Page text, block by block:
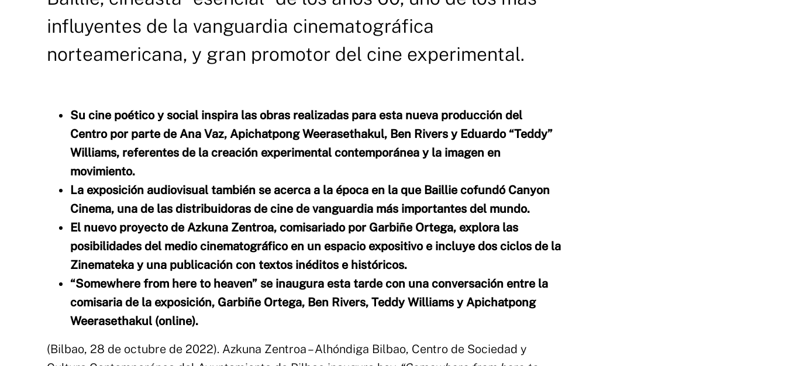
influyentes de la vanguardia cinematográfica
norteamericana, y gran promotor del cine experimental.
Su cine poético y social inspira las obras realizadas para esta nueva producción del
Centro por parte de Ana Vaz, Apichatpong Weerasethakul, Ben Rivers y Eduardo “Teddy”
Williams, referentes de la creación experimental contemporánea y la imagen en
movimiento.
La exposición audiovisual también se acerca a la época en la que Baillie cofundó Canyon
Cinema, una de las distribuidoras de cine de vanguardia más importantes del mundo.
El nuevo proyecto de Azkuna Zentroa, comisariado por Garbiñe Ortega, explora las
posibilidades del medio cinematográfico en un espacio expositivo e incluye dos ciclos de la
Zinemateka y una publicación con textos inéditos e históricos.
“Somewhere from here to heaven” se inaugura esta tarde con una conversación entre la
comisaria de la exposición, Garbiñe Ortega, Ben Rivers, Teddy Williams y Apichatpong
Weerasethakul (online).
(Bilbao, 28 de octubre de 2022). Azkuna Zentroa – Alhóndiga Bilbao, Centro de Sociedad y